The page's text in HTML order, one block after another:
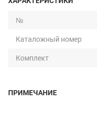
№
Каталожный номер
Комплект
ПРИМЕЧАНИЕ